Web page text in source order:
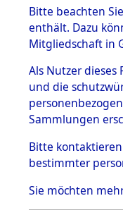
BESTÄNDE
1.
mente
5.
5.3
5.3.1
zu
en
5.3.2
Bitte beachten
enthält. Dazu
Mitgliedschaft in
Als Nutzer dieses
und die
Sammlungen
Bitte kontaktieren
bestimmter
Sie möchten